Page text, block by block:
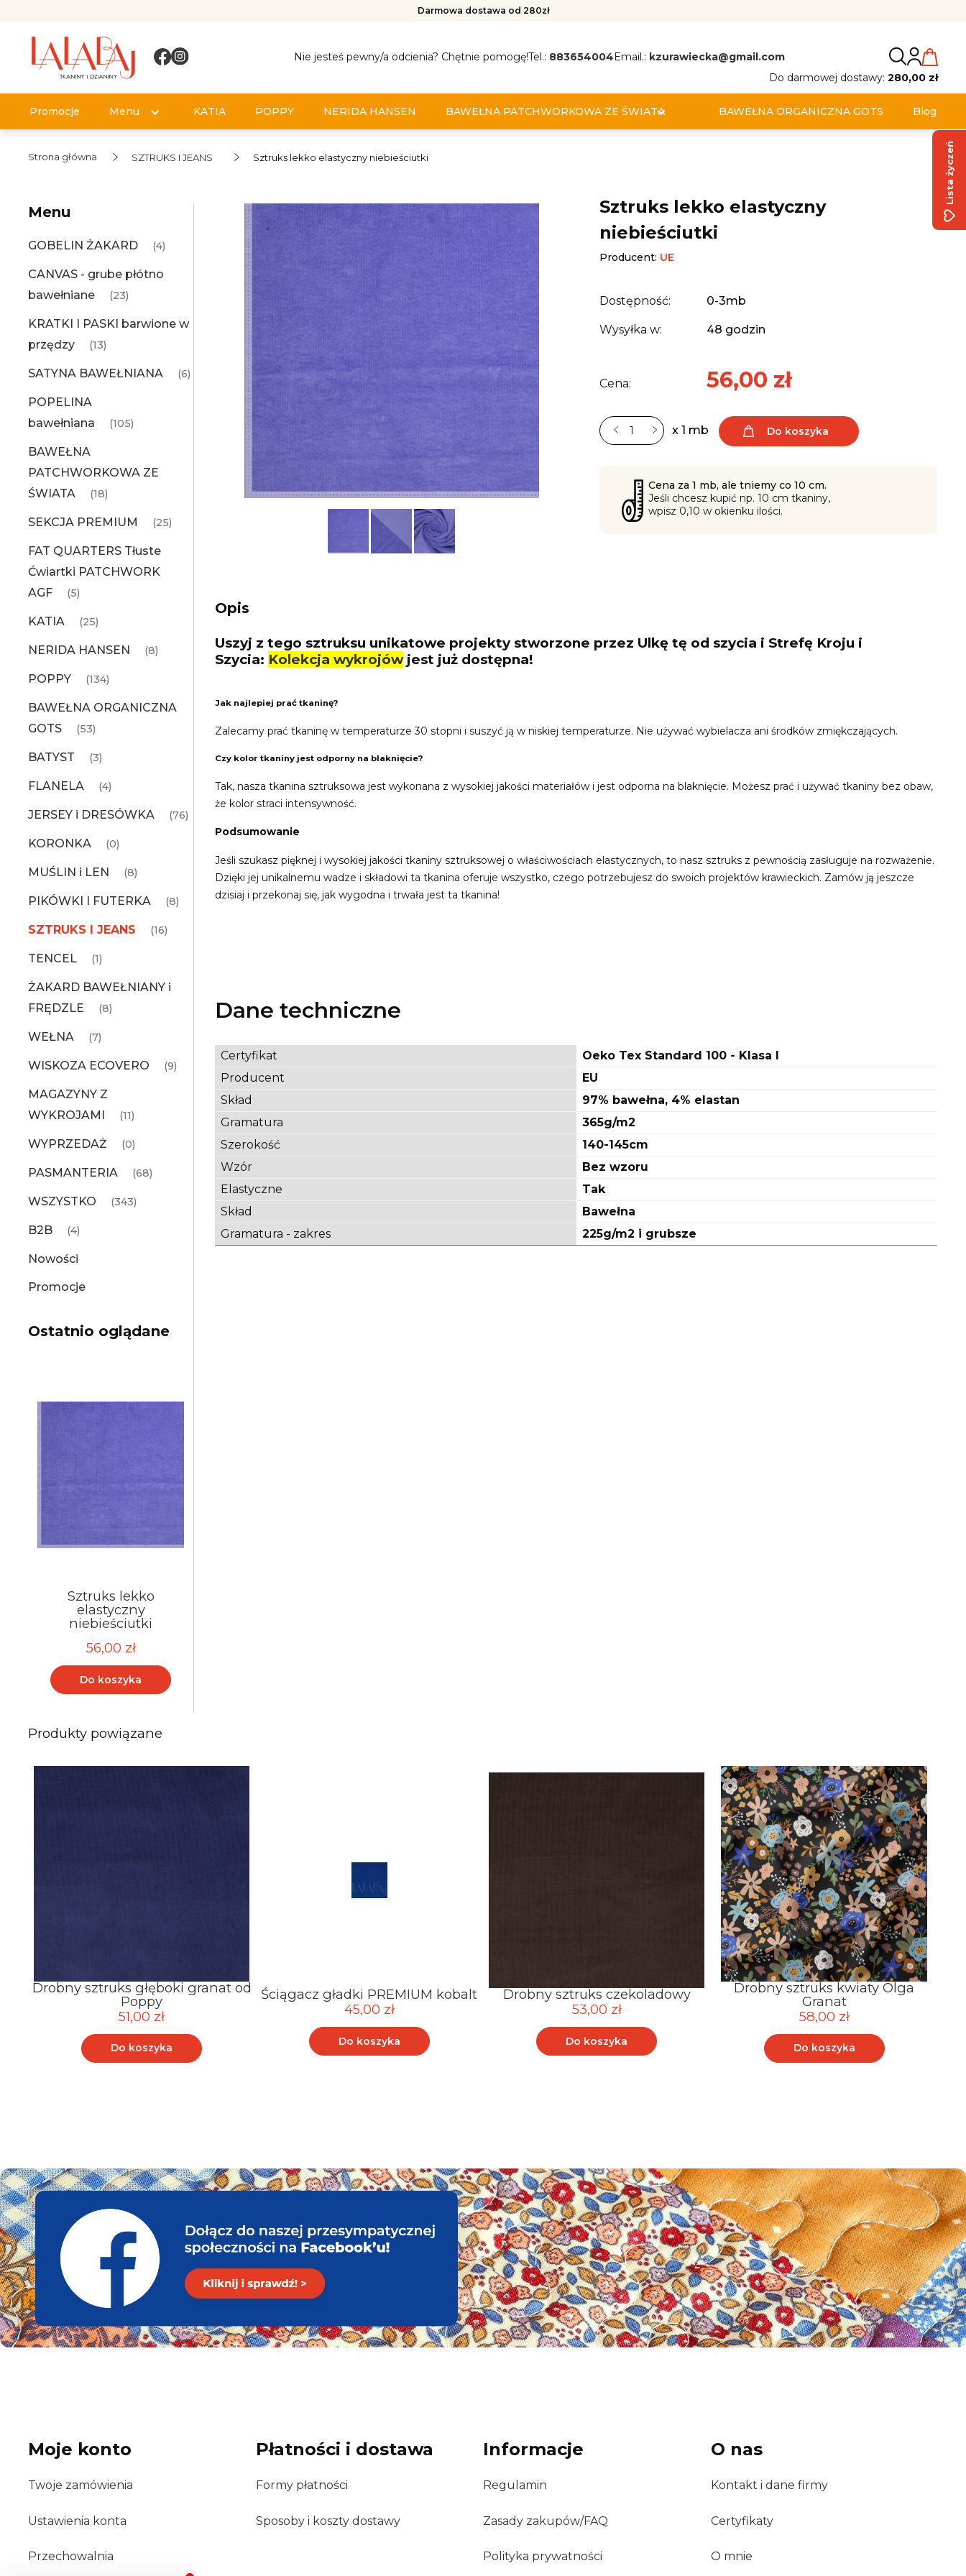
Darmowa dostawa od 280zł
Nie jesteś pewny/a odcienia? Chętnie pomogę!Tel.: 883654004Email.: kzurawiecka@gmail.com
Do darmowej dostawy: 280,00 zł
Promocje Menu KATIA POPPY NERIDA HANSEN BAWEŁNA PATCHWORKOWA ZE ŚWIATA BAWEŁNA ORGANICZNA GOTS Blog
Strona główna SZTRUKS I JEANS Sztruks lekko elastyczny niebieściutki
Menu
GOBELIN ŻAKARD (4)
CANVAS - grube płótno
bawełniane
(23)
KRATKI I PASKI barwione w
przędzy
(13)
SATYNA BAWEŁNIANA (6)
POPELINA
bawełniana
(105)
BAWEŁNA
PATCHWORKOWA ZE
ŚWIATA
(18)
SEKCJA PREMIUM (25)
FAT QUARTERS Tłuste
Ćwiartki PATCHWORK
AGF
(5)
KATIA (25)
NERIDA HANSEN (8)
POPPY (134)
BAWEŁNA ORGANICZNA
GOTS
(53)
BATYST (3)
FLANELA (4)
JERSEY i DRESÓWKA (76)
KORONKA (0)
MUŚLIN i LEN (8)
PIKÓWKI I FUTERKA (8)
SZTRUKS I JEANS (16)
TENCEL (1)
ŻAKARD BAWEŁNIANY i
FRĘDZLE
(8)
WEŁNA (7)
WISKOZA ECOVERO (9)
MAGAZYNY Z
WYKROJAMI
(11)
WYPRZEDAŻ (0)
PASMANTERIA (68)
WSZYSTKO (343)
B2B (4)
Nowości
Promocje
Ostatnio oglądane
Sztruks lekko
elastyczny
niebieściutki
56,00 zł
Do koszyka
Sztruks lekko elastyczny
niebieściutki
Producent: UE
Dostępność: 0-3mb
Wysyłka w: 48 godzin
Cena: 56,00 zł
x 1 mb Do koszyka
Cena za 1 mb, ale tniemy co 10 cm.
Jeśli chcesz kupić np. 10 cm tkaniny,
wpisz 0,10 w okienku ilości.
Opis
Uszyj z tego sztruksu unikatowe projekty stworzone przez Ulkę tę od szycia i Strefę Kroju i
Szycia: Kolekcja wykrojówjest już dostępna!
Jak najlepiej prać tkaninę?
Zalecamy prać tkaninę w temperaturze 30 stopni i suszyć ją w niskiej temperaturze. Nie używać wybielacza ani środków zmiękczających.
Czy kolor tkaniny jest odporny na blaknięcie?
Tak, nasza tkanina sztruksowa jest wykonana z wysokiej jakości materiałów i jest odporna na blaknięcie. Możesz prać i używać tkaniny bez obaw,
że kolor straci intensywność.
Podsumowanie
Jeśli szukasz pięknej i wysokiej jakości tkaniny sztruksowej o właściwościach elastycznych, to nasz sztruks z pewnością zasługuje na rozważenie.
Dzięki jej unikalnemu wadze i składowi ta tkanina oferuje wszystko, czego potrzebujesz do swoich projektów krawieckich. Zamów ją jeszcze
dzisiaj i przekonaj się, jak wygodna i trwała jest ta tkanina!
Dane techniczne
Certyfikat
Oeko Tex Standard 100 - Klasa I
Producent
EU
Skład
97% bawełna, 4% elastan
Gramatura
365g/m2
Szerokość
140-145cm
Wzór
Bez wzoru
Elastyczne
Tak
Skład
Bawełna
Gramatura - zakres
225g/m2 i grubsze
Produkty powiązane
Drobny sztruks głęboki granat od
Poppy
51,00 zł
Do koszyka
Ściągacz gładki PREMIUM kobalt
45,00 zł
Do koszyka
Drobny sztruks czekoladowy
53,00 zł
Do koszyka
Drobny sztruks kwiaty Olga
Granat
58,00 zł
Do koszyka
Moje konto
Twoje zamówienia
Ustawienia konta
Przechowalnia
Płatności i dostawa
Formy płatności
Sposoby i koszty dostawy
Informacje
Regulamin
Zasady zakupów/FAQ
Polityka prywatności
O nas
Kontakt i dane firmy
Certyfikaty
O mnie
Lista życzeń